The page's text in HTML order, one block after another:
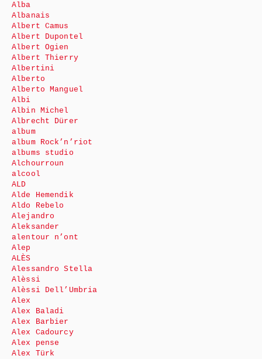
Alba
Albanais
Albert Camus
Albert Dupontel
Albert Ogien
Albert Thierry
Albertini
Alberto
Alberto Manguel
Albi
Albin Michel
Albrecht Dürer
album
album Rock’n’riot
albums studio
Alchourroun
alcool
ALD
Alde Hemendik
Aldo Rebelo
Alejandro
Aleksander
alentour n’ont
Alep
ALÈS
Alessandro Stella
Alèssi
Alèssi Dell’Umbria
Alex
Alex Baladi
Alex Barbier
Alex Cadourcy
Alex pense
Alex Türk